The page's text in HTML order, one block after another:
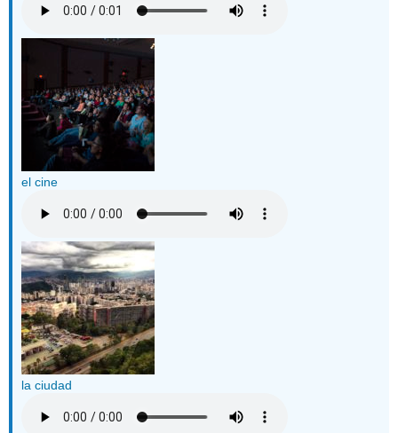
el cine
la ciudad